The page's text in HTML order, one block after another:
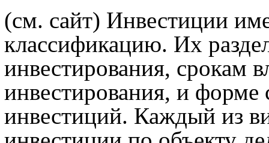
(см. сайт) Инвестиции
классификацию. Их
инвестирования, срокам
инвестирования, и форме
инвестиций. Каждый из